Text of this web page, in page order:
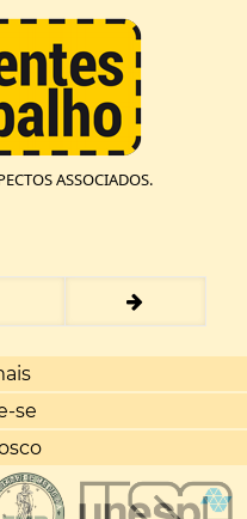
ASSOCIADOS.
se